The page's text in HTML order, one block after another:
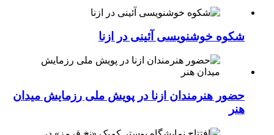
شکوه خوشنویسی آئینی در ازنا
حضور هنرمندان ازنا در پویش ملی رزمایش میدان
هنر